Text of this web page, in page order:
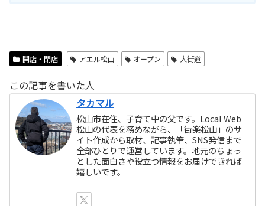
開店・閉店 アエル松山 オープン 大街道
この記事を書いた人
タカマル
松山市在住、子育て中の父です。Local Web
松山の代表を務めながら、「街楽松山」のサ
イト作成から取材、記事執筆、SNS発信まで
全部ひとりで運営しています。地元のちょっ
とした面白さや役立つ情報をお届けできれば
嬉しいです。